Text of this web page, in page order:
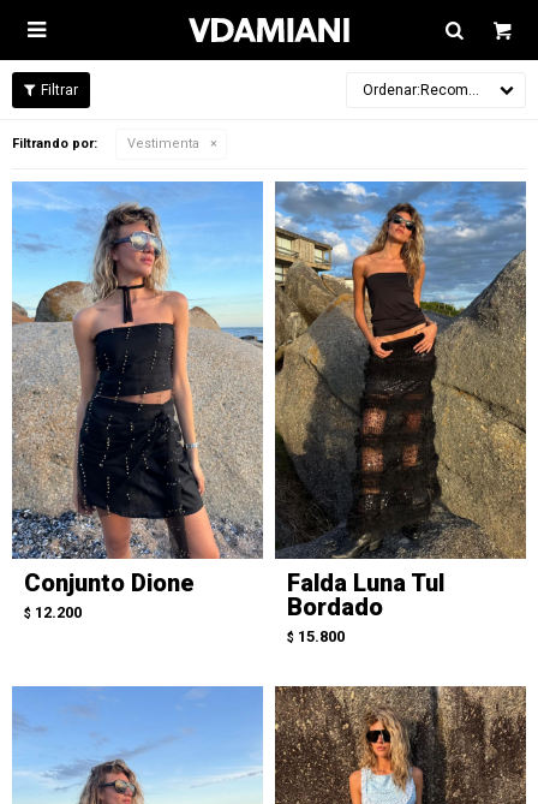

Recomendados
Filtrando por: Vestimenta
Conjunto Dione
$ 12.200
Falda Luna Tul
Bordado
$ 15.800